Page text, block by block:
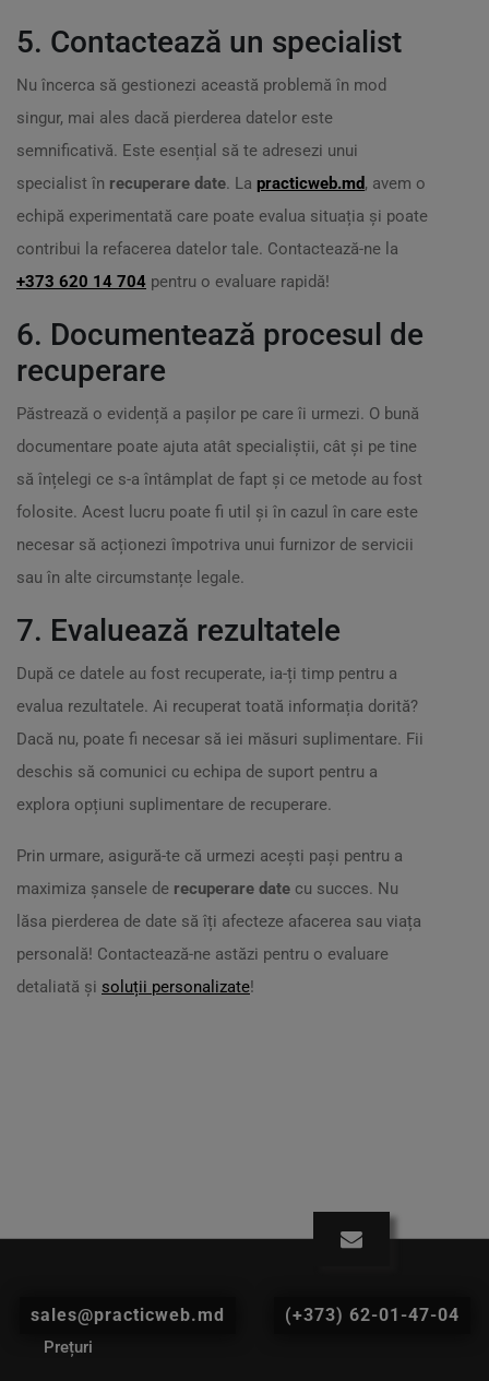
5. Contactează un specialist
Nu încerca să gestionezi această problemă în mod
singur, mai ales dacă pierderea datelor este
semnificativă. Este esențial să te adresezi unui
specialist în recuperare date. La practicweb.md, avem o
echipă experimentată care poate evalua situația și poate
contribui la refacerea datelor tale. Contactează-ne la
+373 620 14 704 pentru o evaluare rapidă!
6. Documentează procesul de
recuperare
Păstrează o evidență a pașilor pe care îi urmezi. O bună
documentare poate ajuta atât specialiștii, cât și pe tine
să înțelegi ce s-a întâmplat de fapt și ce metode au fost
folosite. Acest lucru poate fi util și în cazul în care este
necesar să acționezi împotriva unui furnizor de servicii
sau în alte circumstanțe legale.
7. Evaluează rezultatele
După ce datele au fost recuperate, ia-ți timp pentru a
evalua rezultatele. Ai recuperat toată informația dorită?
Dacă nu, poate fi necesar să iei măsuri suplimentare. Fii
deschis să comunici cu echipa de suport pentru a
explora opțiuni suplimentare de recuperare.
Prin urmare, asigură-te că urmezi acești pași pentru a
maximiza șansele de recuperare date cu succes. Nu
lăsa pierderea de date să îți afecteze afacerea sau viața
personală! Contactează-ne astăzi pentru o evaluare
detaliată și soluții personalizate!
sales@practicweb.md (+373) 62-01-47-04
Prețuri